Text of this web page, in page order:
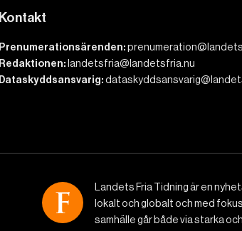
Kontakt
Prenumerationsärenden:
Redaktionen: landetsfria@landetsfria.nu
Dataskyddsansvarig:
Landets Fria Tidning är en
lokalt och globalt och med
samhälle går både via starka